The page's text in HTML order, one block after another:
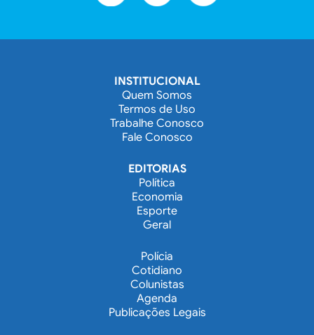
INSTITUCIONAL
Quem Somos
Termos de Uso
Trabalhe Conosco
Fale Conosco
EDITORIAS
Política
Economia
Esporte
Geral
Polícia
Cotidiano
Colunistas
Agenda
Publicações Legais